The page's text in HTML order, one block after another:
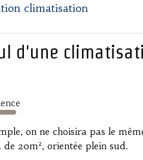
climatisation
d'une
on ne choisira pas le
de 20m², orientée plein sud.